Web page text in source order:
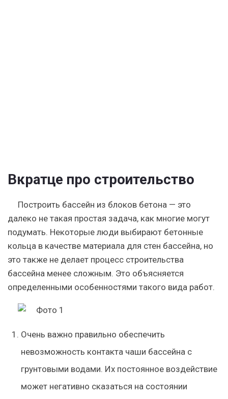
Вкратце про строительство
Построить бассейн из блоков бетона — это
далеко не такая простая задача, как многие могут
подумать. Некоторые люди выбирают бетонные
кольца в качестве материала для стен бассейна, но
это также не делает процесс строительства
бассейна менее сложным. Это объясняется
определенными особенностями такого вида работ.
Очень важно правильно обеспечить
невозможность контакта чаши бассейна с
грунтовыми водами. Их постоянное воздействие
может негативно сказаться на состоянии